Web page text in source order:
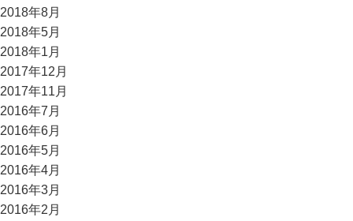
2018年8月
2018年5月
2018年1月
2017年12月
2017年11月
2016年7月
2016年6月
2016年5月
2016年4月
2016年3月
2016年2月